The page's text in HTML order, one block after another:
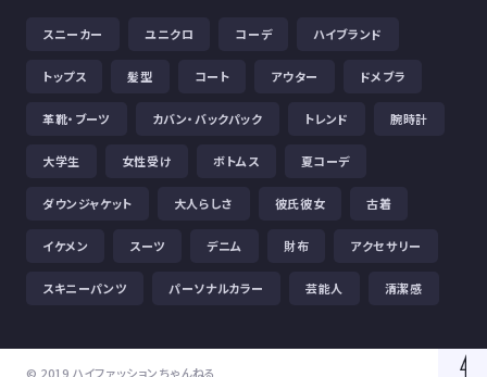
スニーカー ユニクロ コーデ ハイブランド
トップス 髪型 コート アウター ドメブラ
革靴・ブーツ カバン・バックパック トレンド 腕時計
大学生 女性受け ボトムス 夏コーデ
ダウンジャケット 大人らしさ 彼氏彼女 古着
イケメン スーツ デニム 財布 アクセサリー
スキニーパンツ パーソナルカラー 芸能人 清潔感
© 2019 ハイファッションちゃんねる